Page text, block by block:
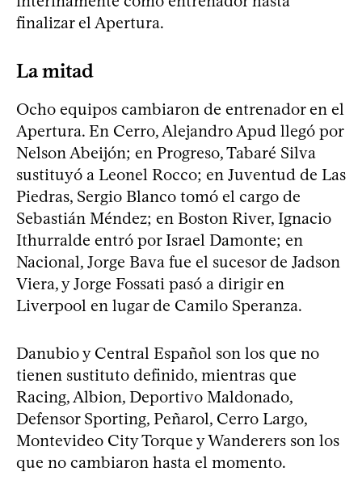
finalizar el Apertura.
La mitad
Ocho equipos cambiaron de entrenador en el
Apertura. En Cerro, Alejandro Apud llegó por
Nelson Abeijón; en Progreso, Tabaré Silva
sustituyó a Leonel Rocco; en Juventud de Las
Piedras, Sergio Blanco tomó el cargo de
Sebastián Méndez; en Boston River, Ignacio
Ithurralde entró por Israel Damonte; en
Nacional, Jorge Bava fue el sucesor de Jadson
Viera, y Jorge Fossati pasó a dirigir en
Liverpool en lugar de Camilo Speranza.
Danubio y Central Español son los que no
tienen sustituto definido, mientras que
Racing, Albion, Deportivo Maldonado,
Defensor Sporting, Peñarol, Cerro Largo,
Montevideo City Torque y Wanderers son los
que no cambiaron hasta el momento.